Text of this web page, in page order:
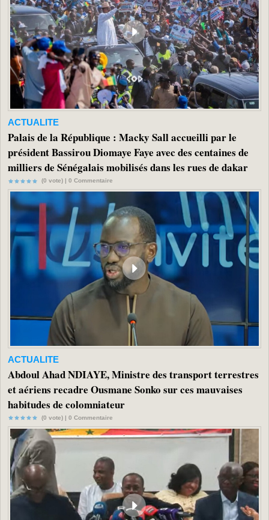
ACTUALITE
Palais de la République : Macky Sall accueilli par le
président Bassirou Diomaye Faye avec des centaines de
milliers de Sénégalais mobilisés dans les rues de dakar
(0 vote) | 0 Commentaire
ACTUALITE
Abdoul Ahad NDIAYE, Ministre des transport terrestres
et aériens recadre Ousmane Sonko sur ces mauvaises
habitudes de colomniateur
(0 vote) | 0 Commentaire